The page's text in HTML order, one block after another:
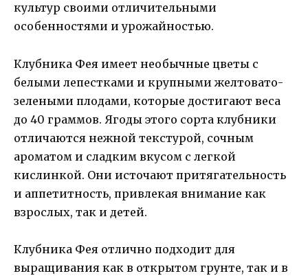
культур своими отличительными
особенностями и урожайностью.
Клубника Фея имеет необычные цветы с
белыми лепестками и крупными желтовато-
зелеными плодами, которые достигают веса
до 40 граммов. Ягоды этого сорта клубники
отличаются нежной текстурой, сочным
ароматом и сладким вкусом с легкой
кислинкой. Они источают притягательность
и аппетитность, привлекая внимание как
взрослых, так и детей.
Клубника Фея отлично подходит для
выращивания как в открытом грунте, так и в